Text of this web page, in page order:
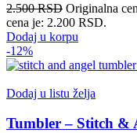
2.500RSD Originalna
cena je: 2.200 RSD.
Dodaj u korpu
-12%
Dodaj u listu želja
Tumbler – Stitch &